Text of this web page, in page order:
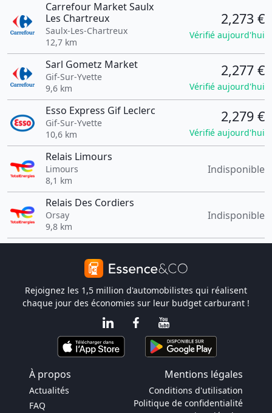
Carrefour Market Saulx
Les Chartreux
Saulx-Les-Chartreux
12,7 km
2,273 €
Vérifié aujourd'hui
Sarl Gometz Market
Gif-Sur-Yvette
9,6 km
2,277 €
Vérifié aujourd'hui
Esso Express Gif Leclerc
Gif-Sur-Yvette
10,6 km
2,279 €
Vérifié aujourd'hui
Relais Limours
Limours
8,1 km
Indisponible
Relais Des Cordiers
Orsay
9,8 km
Indisponible
Rejoignez les 1,5 million d'automobilistes qui réalisent
chaque jour des économies sur leur budget carburant !
À propos Mentions légales
Actualités
FAQ
Conditions d'utilisation
Politique de confidentialité